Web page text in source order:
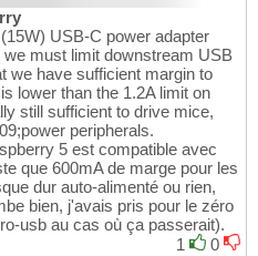
USB-C power adapter
must limit downstream USB
we have sufficient margin to
lower than the 1.2A limit on
still sufficient to drive mice,
peripherals.
5 est compatible avec
que 600mA de marge pour les
dur auto-alimenté ou rien,
bien, j'avais pris pour le zéro
usb au cas où ça passerait).
1
0